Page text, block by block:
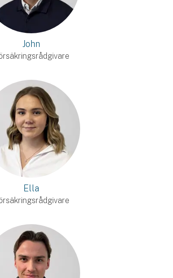
John
Ella